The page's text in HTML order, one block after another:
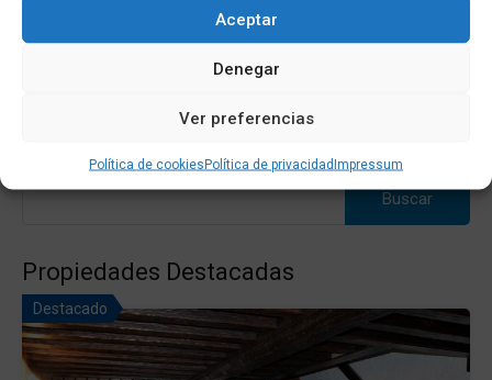
Aceptar
Denegar
Ver preferencias
Política de cookiesPolítica de privacidadImpressum
Propiedades Destacadas
Destacado